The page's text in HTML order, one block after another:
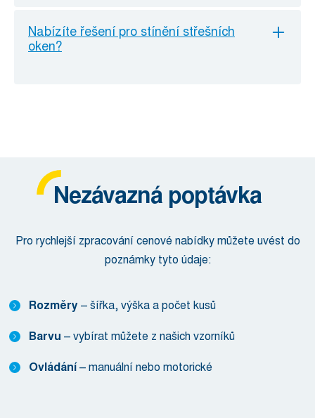
Nabízíte řešení pro stínění střešních
oken?
Nezávazná poptávka
Pro rychlejší zpracování cenové nabídky můžete uvést do
poznámky tyto údaje:
Rozměry – šířka, výška a počet kusů
Barvu – vybírat můžete z našich vzorníků
Ovládání– manuální nebo motorické